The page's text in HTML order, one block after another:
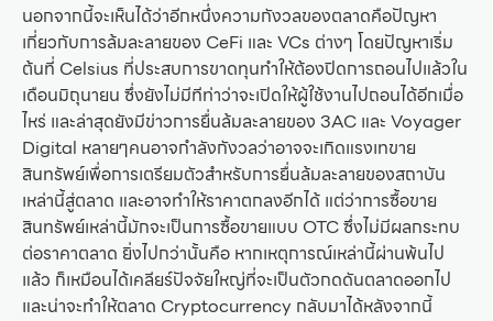
นอกจากนี้จะเห็นได้ว่าอีกหนึ่งความกังวลของตลาดคือปัญหา
เกี่ยวกับการล้มละลายของ CeFi และ VCs ต่างๆ โดยปัญหาเริ่ม
ต้นที่ Celsius ที่ประสบการขาดทุนทำให้ต้องปิดการถอนไปแล้วใน
เดือนมิถุนายน ซึ่งยังไม่มีทีท่าว่าจะเปิดให้ผู้ใช้งานไปถอนได้อีกเมื่อ
ไหร่ และล่าสุดยังมีข่าวการยื่นล้มละลายของ 3AC และ Voyager
Digital หลายๆคนอาจกำลังกังวลว่าอาจจะเกิดแรงเทขาย
สินทรัพย์เพื่อการเตรียมตัวสำหรับการยื่นล้มละลายของสถาบัน
เหล่านี้สู่ตลาด และอาจทำให้ราคาตกลงอีกได้ แต่ว่าการซื้อขาย
สินทรัพย์เหล่านี้มักจะเป็นการซื้อขายแบบ OTC ซึ่งไม่มีผลกระทบ
ต่อราคาตลาด ยิ่งไปกว่านั้นคือ หากเหตุการณ์เหล่านี้ผ่านพ้นไป
แล้ว ก็เหมือนได้เคลียร์ปัจจัยใหญ่ที่จะเป็นตัวกดดันตลาดออกไป
และน่าจะทำให้ตลาด Cryptocurrency กลับมาได้หลังจากนี้